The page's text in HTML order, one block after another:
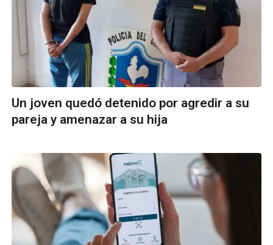
Un joven quedó detenido por agredir a su
pareja y amenazar a su hija